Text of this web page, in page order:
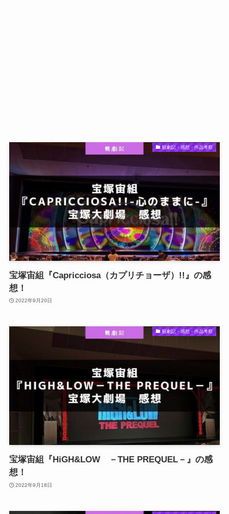
観劇記・感想・作品考察
宝塚宙組『Capricciosa（カプリチョーザ）!!』の感
想！
2022年9月20日
観劇記・感想・作品考察
宝塚宙組『HiGH&LOW －THE PREQUEL－』の感
想！
2022年9月18日